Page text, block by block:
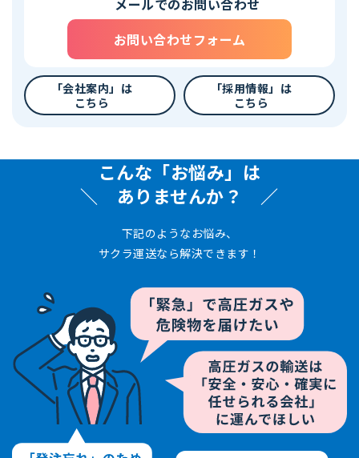
お問い合わせフォーム
「会社案内」は
こちら
「採用情報」は
こちら
こんな「お悩み」は
ありませんか？
下記のようなお悩み、
サクラ運送なら解決できます！